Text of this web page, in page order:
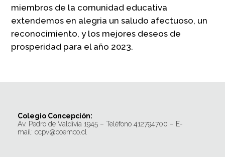
miembros de la comunidad educativa
extendemos en alegria un saludo afectuoso, un
reconocimiento, y los mejores deseos de
prosperidad para el año 2023.
Colegio Concepción:
Av. Pedro de Valdivia 1945 – Teléfono 412794700 – E-
mail: ccpv@coemco.cl